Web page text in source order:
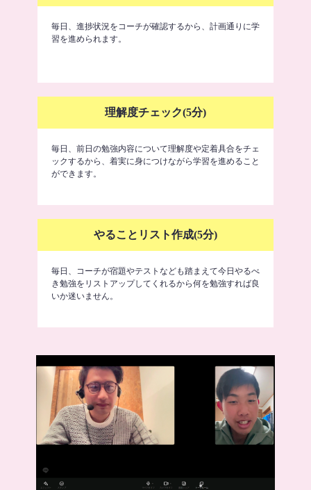
毎日、進捗状況をコーチが確認するから、計画通りに学
習を進められます。
理解度チェック(5分)
毎日、前日の勉強内容について理解度や定着具合をチェ
ックするから、着実に身につけながら学習を進めること
ができます。
やることリスト作成(5分)
毎日、コーチが宿題やテストなども踏まえて今日やるべ
き勉強をリストアップしてくれるから何を勉強すれば良
いか迷いません。